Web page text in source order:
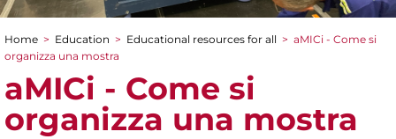
You are here
Home > Education > Educational resources for all > aMICi - Come si
organizza una mostra
aMICi - Come si
organizza una mostra